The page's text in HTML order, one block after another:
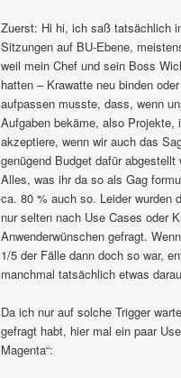
Zuerst: Hi hi, ich saß tatsächlich
Sitzungen auf BU-Ebene,
weil mein Chef und sein Boss
hatten – Krawatte neu binden
aufpassen musste, dass, wenn
Aufgaben bekäme, also Projekte,
akzeptiere, wenn wir auch das
genügend Budget dafür abgestellt
Alles, was ihr da so als Gag
ca. 80 % auch so. Leider wurden
nur selten nach Use Cases oder
Anwenderwünschen gefragt.
1/5 der Fälle dann doch so war,
manchmal tatsächlich etwas
Da ich nur auf solche Trigger
gefragt habt, hier mal ein paar
Magenta“: